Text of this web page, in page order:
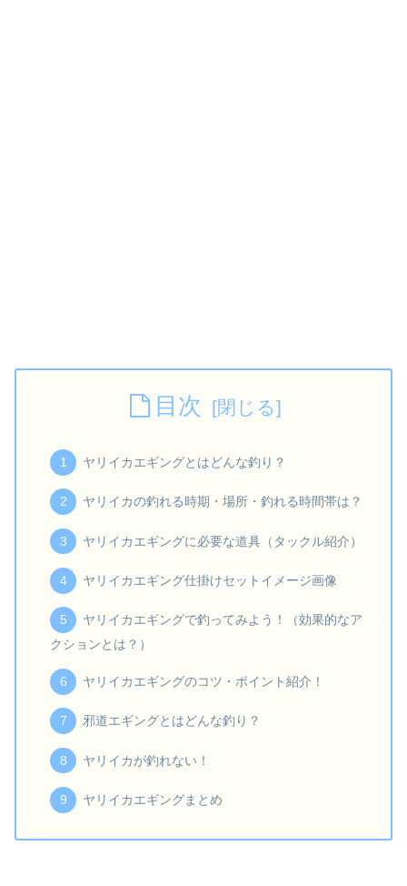
目次
ヤリイカエギングとはどんな釣り？
ヤリイカの釣れる時期・場所・釣れる時間帯は？
ヤリイカエギングに必要な道具（タックル紹介）
ヤリイカエギング仕掛けセットイメージ画像
ヤリイカエギングで釣ってみよう！（効果的なア
クションとは？）
ヤリイカエギングのコツ・ポイント紹介！
邪道エギングとはどんな釣り？
ヤリイカが釣れない！
ヤリイカエギングまとめ